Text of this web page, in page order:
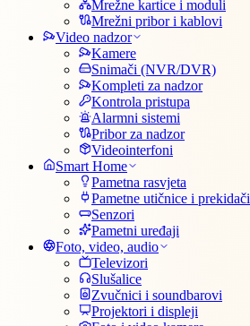
Mrežne kartice i moduli
Mrežni pribor i kablovi
Video nadzor
Kamere
Snimači (NVR/DVR)
Kompleti za nadzor
Kontrola pristupa
Alarmni sistemi
Pribor za nadzor
Videointerfoni
Smart Home
Pametna rasvjeta
Pametne utičnice i prekidači
Senzori
Pametni uređaji
Foto, video, audio
Televizori
Slušalice
Zvučnici i soundbarovi
Projektori i displeji